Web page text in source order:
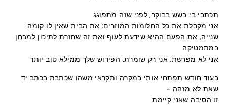
תכתבי בי בשש בבוקר, לפני שזה מתפוגג
אני מקבלת את כל החלומות המוזרים: את הבית שאין לו קומה
שנייה, את הפעם ההיא שידעת לעוף ואת זה שחזרת לתיכון למבחן
במתמטיקה
אני לא מפרשת, אני רק שומרת. הפירוש שלך ממילא טוב יותר
בעוד חודש תפתחי אותי במקרה ותקראי משהו שכתבת בכתב יד
שאת לא מזהה -
זו הסיבה שאני קיימת